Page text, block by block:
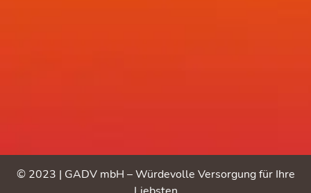
© 2023 | GADV mbH – Würdevolle Ver­sorgung für Ihre